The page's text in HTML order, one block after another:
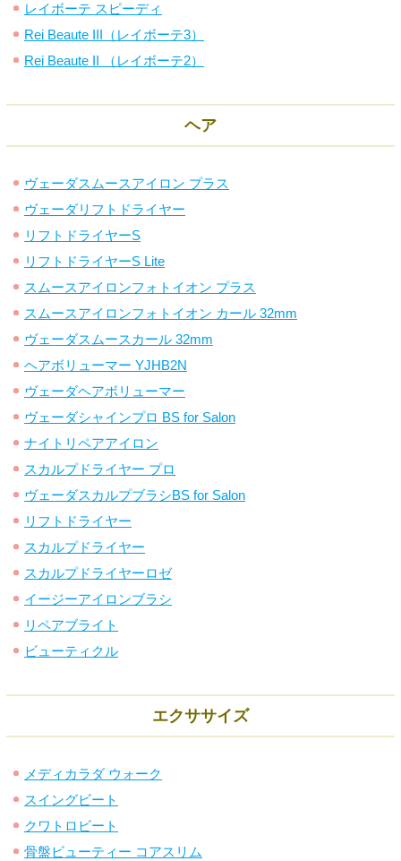
レイボーテ スピーディ
Rei Beaute III（レイボーテ3）
Rei Beaute II （レイボーテ2）
ヘア
ヴェーダスムースアイロン プラス
ヴェーダリフトドライヤー
リフトドライヤーS
リフトドライヤーS Lite
スムースアイロンフォトイオン プラス
スムースアイロンフォトイオン カール 32mm
ヴェーダスムースカール 32mm
ヘアボリューマー YJHB2N
ヴェーダヘアボリューマー
ヴェーダシャインプロ BS for Salon
ナイトリペアアイロン
スカルプドライヤー プロ
ヴェーダスカルプブラシBS for Salon
リフトドライヤー
スカルプドライヤー
スカルプドライヤーロゼ
イージーアイロンブラシ
リペアブライト
ビューティクル
エクササイズ
メディカラダ ウォーク
スイングビート
クワトロビート
骨盤ビューティー コアスリム